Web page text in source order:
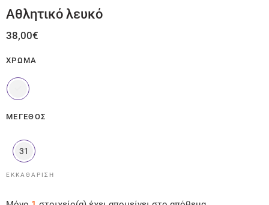
Αθλητικό λευκό
38,00€
ΧΡΏΜΑ
ΜΈΓΕΘΟΣ
31
ΕΚΚΑΘΆΡΙΣΗ